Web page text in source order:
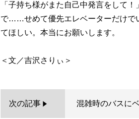
「子持ち様がまた自己中発言をして
で……せめて優先エレベーターだけで
てほしい。本当にお願いします。
次の記事 混雑時のバスに